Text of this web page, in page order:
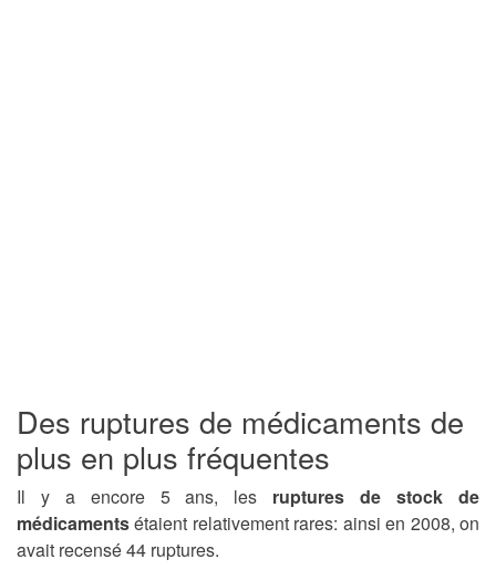
Des ruptures de médicaments de
plus en plus fréquentes
Il y a encore 5 ans, les ruptures de stock de
médicamentsétaient relativement rares: ainsi en 2008, on
avait recensé 44 ruptures.